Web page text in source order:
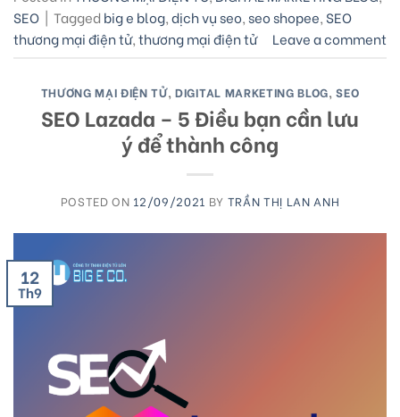
SEO | Tagged big e blog,dịch vụ seo,seo shopee, SEO
thương mại điện tử,thương mại điện tử Leave a comment
THƯƠNG MẠI ĐIỆN TỬ,DIGITAL MARKETING BLOG,SEO
SEO Lazada – 5 Điều bạn cần lưu
ý để thành công
POSTED ON 12/09/2021 BY TRẦN THỊ LAN ANH
12
Th9